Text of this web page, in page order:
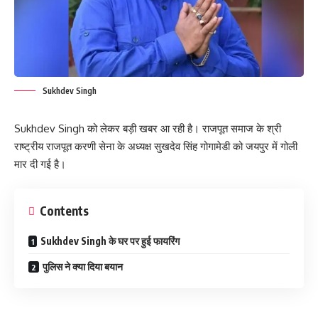
Sukhdev Singh
Sukhdev Singh को लेकर बड़ी खबर आ रही है। राजपूत समाज के श्री
राष्ट्रीय राजपूत करणी सेना के अध्यक्ष सुखदेव सिंह गोगामेडी को जयपुर में गोली
मार दी गई है।
Contents
Sukhdev Singh के घर पर हुई फायरिंग
पुलिस ने क्या दिया बयान